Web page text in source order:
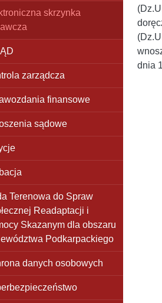
dnia
skrzynka
zarządcza
finansowe
sądowe
Terenowa do Spraw
Readaptacji i
Skazanym dla obszaru
Podkarpackiego
danych osobowych